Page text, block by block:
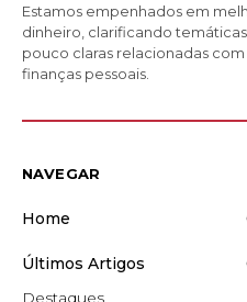
Estamos empenhados em
dinheiro, clarificando
pouco claras relacionadas
finanças pessoais.
NAVEGAR
Home
Últimos Artigos
Destaques